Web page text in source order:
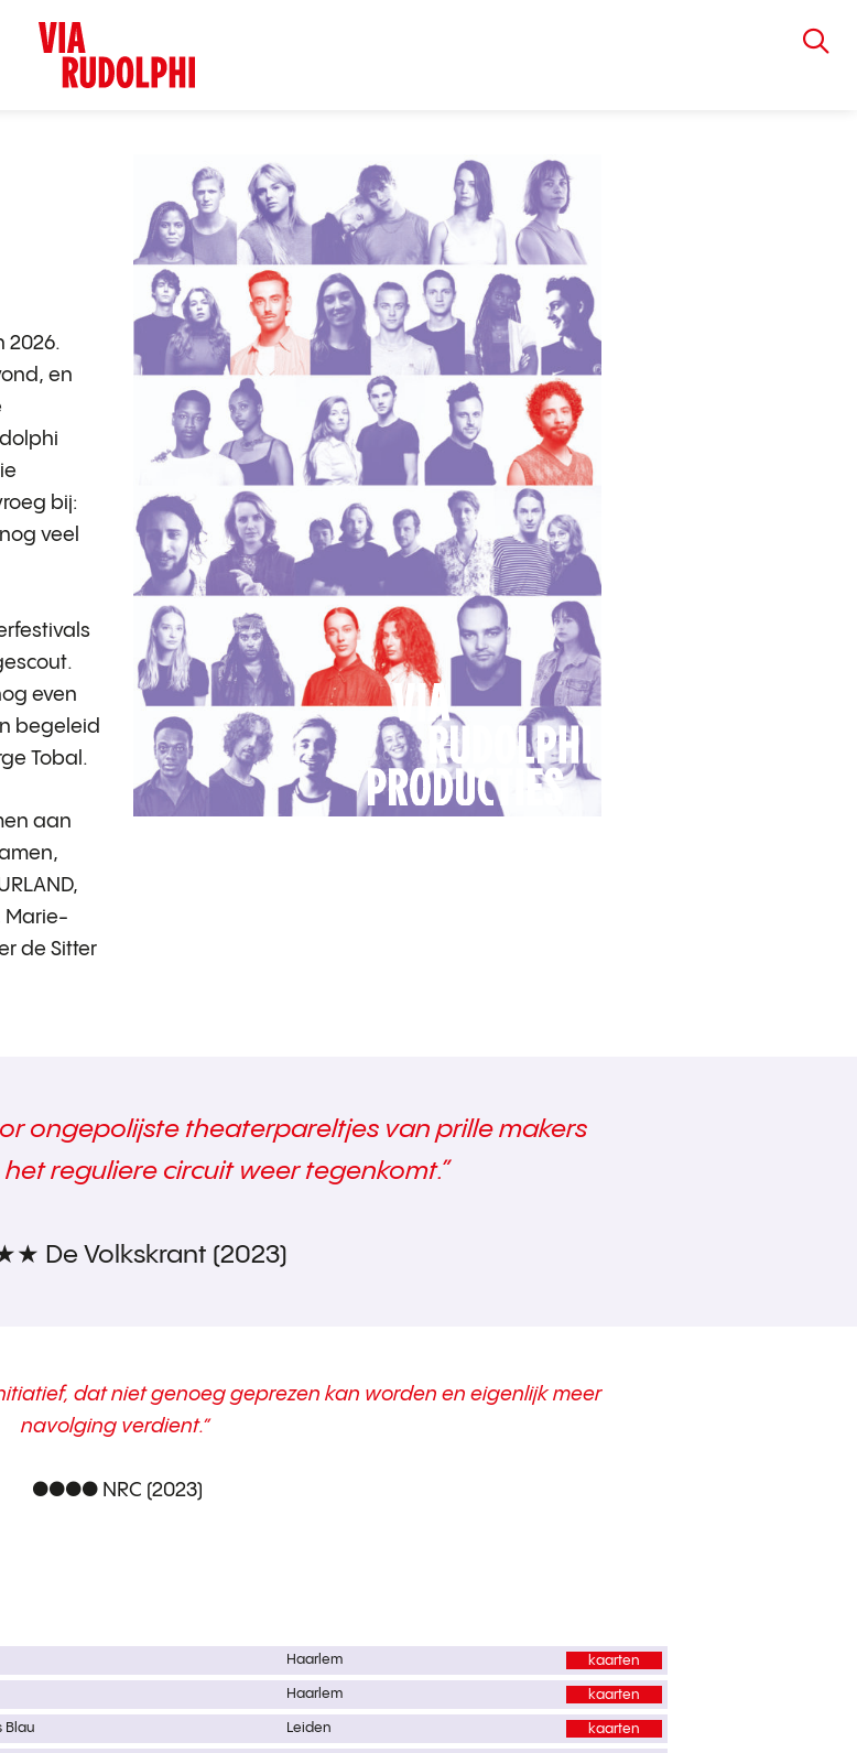
2026.
en
bij:
veel
even
begeleid
Tobal.
aan
Marie-
de Sitter
ongepolijste theaterpareltjes van prille makers
reguliere circuit weer tegenkomt.”
De Volkskrant (2023)
dat niet genoeg geprezen kan worden en eigenlijk meer
navolging verdient.”
●●●● NRC (2023)
Haarlem kaarten
Haarlem kaarten
Blau Leiden kaarten